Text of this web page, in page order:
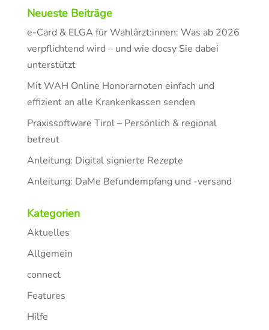
Neueste Beiträge
e-Card & ELGA für Wahlärzt:innen: Was ab 2026
verpflichtend wird – und wie docsy Sie dabei
unterstützt
Mit WAH Online Honorarnoten einfach und
effizient an alle Krankenkassen senden
Praxissoftware Tirol – Persönlich & regional
betreut
Anleitung: Digital signierte Rezepte
Anleitung: DaMe Befundempfang und -versand
Kategorien
Aktuelles
Allgemein
connect
Features
Hilfe